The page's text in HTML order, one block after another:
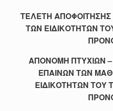
ΤΕΛΕΤΗ
ΤΩΝ ΕΙΔΙΚΟΤΗΤΩΝ
ΑΠΟΝΟΜΗ ΠΤΥΧΙΩΝ
ΕΠΑΙΝΩΝ ΤΩΝ
ΕΙΔΙΚΟΤΗΤΩΝ ΤΟΥ